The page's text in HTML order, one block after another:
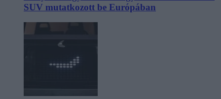
SUV mutatkozott be Európában